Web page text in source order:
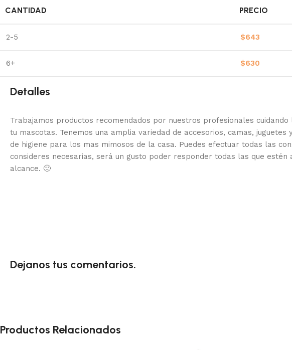
CANTIDAD PRECIO
2-5 $643
6+ $630
Detalles
Trabajamos productos recomendados por nuestros profesionales cuidando
tu mascotas. Tenemos una amplia variedad de accesorios, camas, juguetes
de higiene para los mas mimosos de la casa. Puedes efectuar todas las
consideres necesarias, será un gusto poder responder todas las que estén
alcance. 🙂
Dejanos tus comentarios.
Productos Relacionados